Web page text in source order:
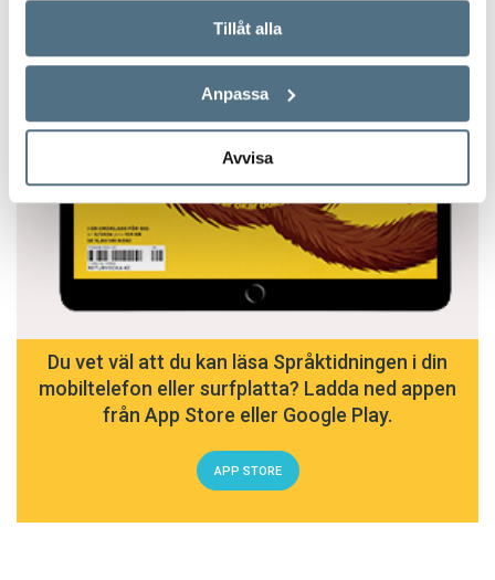
Tillåt alla
Anpassa
Avvisa
Du vet väl att du kan läsa Språktidningen i din
mobiltelefon eller surfplatta? Ladda ned appen
från App Store eller Google Play.
APP STORE